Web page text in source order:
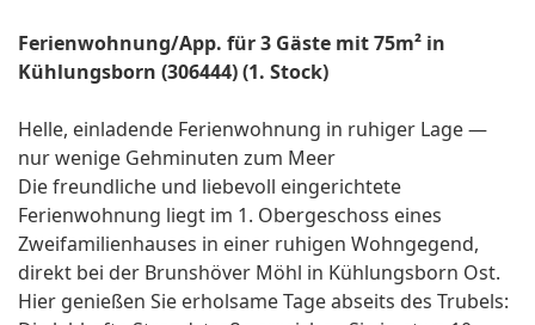
Ferienwohnung/App. für 3 Gäste mit 75m² in
Kühlungsborn (306444) (1. Stock)
Helle, einladende Ferienwohnung in ruhiger Lage —
nur wenige Gehminuten zum Meer
Die freundliche und liebevoll eingerichtete
Ferienwohnung liegt im 1. Obergeschoss eines
Zweifamilienhauses in einer ruhigen Wohngegend,
direkt bei der Brunshöver Möhl in Kühlungsborn Ost.
Hier genießen Sie erholsame Tage abseits des Trubels: